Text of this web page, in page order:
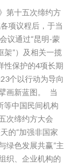
第十五次缔约方
项议程后，于当
议通过“昆明-蒙
架”）及相关一揽
性保护的4项长期
个以行动为导向
画新蓝图。 当
等中国民间机构
次缔约方大会
的“加强非国家
绿色发展共赢”主
织、企业机构的